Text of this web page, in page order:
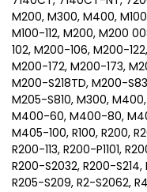
M200, M300, M400,
M100-112, M200, M200
102, M200-106, M200-
M200-172, M200-173,
M200-S218TD, M200-
M205-S810, M300,
M400-60, M400-80,
M405-100, R100, R200,
R200-113, R200-P1101,
R200-S2032, R200-
R205-S209, R2-S2062,